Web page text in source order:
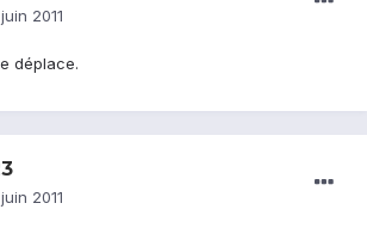
2011
déplace.
2011